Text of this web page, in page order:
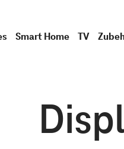
Smart Home TV